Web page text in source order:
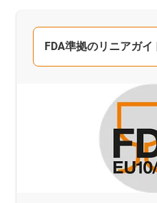
FDA準拠のリニアガイ